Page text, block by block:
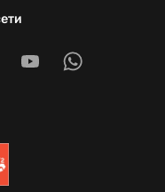
YoutubeWhatsapp